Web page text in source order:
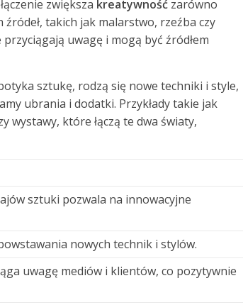
zwiększa kreatywność zarówno
takich jak malarstwo, rzeźba czy
uwagę i mogą być źródłem
sztukę, rodzą się nowe techniki i style,
ubrania i dodatki. Przykłady takie jak
wystawy, które łączą te dwa światy,
sztuki pozwala na innowacyjne
nowych technik i stylów.
uwagę mediów i klientów, co pozytywnie